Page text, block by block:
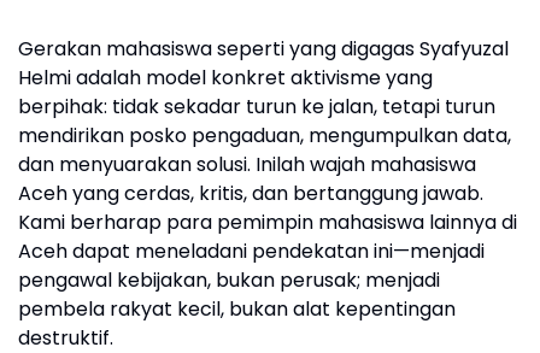
Gerakan mahasiswa seperti yang digagas Syafyuzal
Helmi adalah model konkret aktivisme yang
berpihak: tidak sekadar turun ke jalan, tetapi turun
mendirikan posko pengaduan, mengumpulkan data,
dan menyuarakan solusi. Inilah wajah mahasiswa
Aceh yang cerdas, kritis, dan bertanggung jawab.
Kami berharap para pemimpin mahasiswa lainnya di
Aceh dapat meneladani pendekatan ini—menjadi
pengawal kebijakan, bukan perusak; menjadi
pembela rakyat kecil, bukan alat kepentingan
destruktif.